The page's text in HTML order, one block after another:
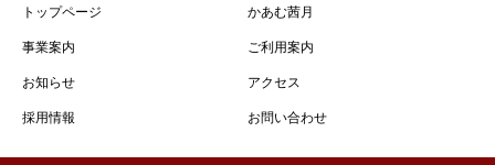
トップページ
かあむ茜月
事業案内
ご利用案内
お知らせ
アクセス
採用情報
お問い合わせ